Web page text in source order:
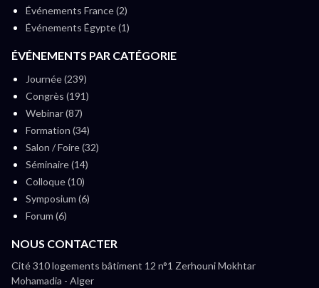
Événements France (2)
Événements Égypte (1)
ÉVÉNEMENTS PAR CATÉGORIE
Journée (239)
Congrès (191)
Webinar (87)
Formation (34)
Salon / Foire (32)
Séminaire (14)
Colloque (10)
Symposium (6)
Forum (6)
NOUS CONTACTER
Cité 310 logements bâtiment 12 n°1 Zerhouni Mokhtar
Mohamadia - Alger